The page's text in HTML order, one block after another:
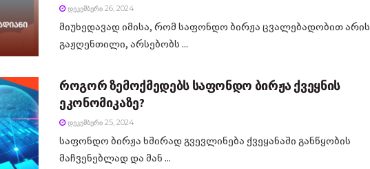
ᲓᲔᲙᲔᲛᲑᲔᲠᲘ 26, 2024
მიუხედავად იმისა, რომ საფონდო ბირჟა ცვალებადობით არის
გაჟღენთილი, არსებობს ...
როგორ ზემოქმედებს საფონდო ბირჟა ქვეყნის
ეკონომიკაზე?
ᲓᲔᲙᲔᲛᲑᲔᲠᲘ 25, 2024
საფონდო ბირჟა ხშირად გვევლინება ქვეყანაში განწყობის
მაჩვენებლად და მან ...